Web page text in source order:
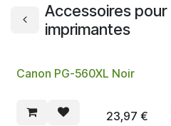
Accessoires pour
imprimantes
Canon PG-560XL Noir
23,97 €